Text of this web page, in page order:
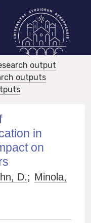
output
outputs
in
on
D.; Minola,